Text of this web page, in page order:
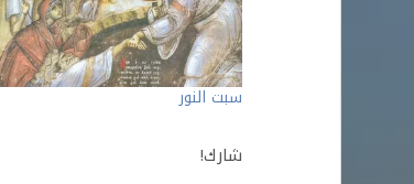
سبت النور
شارك!